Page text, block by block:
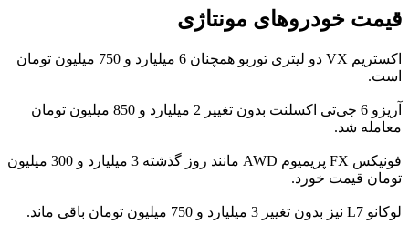
قیمت خودروهای مونتاژی
اکستریم VX دو لیتری توربو همچنان 6 میلیارد و 750 میلیون تومان
است.
آریزو 6 جی‌تی اکسلنت بدون تغییر 2 میلیارد و 850 میلیون تومان
معامله شد.
فونیکس FX پریمیوم AWD مانند روز گذشته 3 میلیارد و 300 میلیون
تومان قیمت خورد.
لوکانو L7 نیز بدون تغییر 3 میلیارد و 750 میلیون تومان باقی ماند.